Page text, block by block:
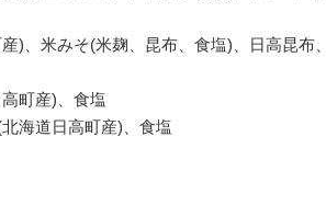
)、米みそ(米麹、昆布、食塩)、日高昆布
町産)、食塩
海道日高町産)、食塩